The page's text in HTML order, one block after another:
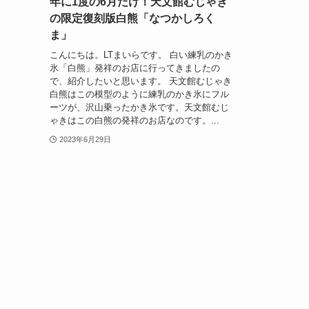
の限定復刻版白熊「なつかしろく
ま」
こんにちは。LTまいらです。 白い練乳のかき
氷「白熊」発祥のお店に行ってきましたの
で、紹介したいと思います。 天文館むじゃき
白熊はこの模型のように練乳のかき氷にフル
ーツが、沢山乗ったかき氷です。天文館むじ
ゃきはこの白熊の発祥のお店なのです。...
2023年6月29日